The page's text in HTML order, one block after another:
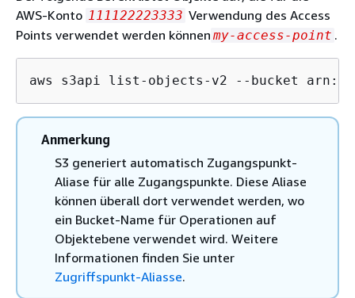
AWS-Konto 111122223333 Verwendung des Access
Points verwendet werden können my-access-point .
aws s3api list-objects-v2 --bucket
Anmerkung
S3 generiert automatisch Zugangspunkt-
Aliase für alle Zugangspunkte. Diese Aliase
können überall dort verwendet werden, wo
ein Bucket-Name für Operationen auf
Objektebene verwendet wird. Weitere
Informationen finden Sie unter
Zugriffspunkt-Aliasse.